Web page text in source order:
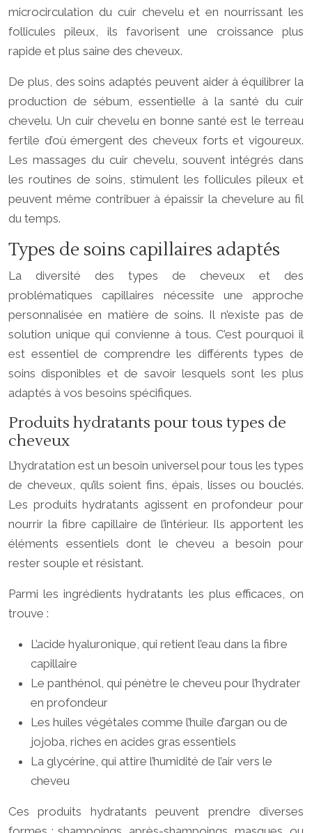
microcirculation du cuir chevelu et en nourrissant les
follicules pileux, ils favorisent une croissance plus
rapide et plus saine des cheveux.
De plus, des soins adaptés peuvent aider à équilibrer la
production de sébum, essentielle à la santé du cuir
chevelu. Un cuir chevelu en bonne santé est le terreau
fertile d’où émergent des cheveux forts et vigoureux.
Les massages du cuir chevelu, souvent intégrés dans
les routines de soins, stimulent les follicules pileux et
peuvent même contribuer à épaissir la chevelure au fil
du temps.
Types de soins capillaires adaptés
La diversité des types de cheveux et des
problématiques capillaires nécessite une approche
personnalisée en matière de soins. Il n’existe pas de
solution unique qui convienne à tous. C’est pourquoi il
est essentiel de comprendre les différents types de
soins disponibles et de savoir lesquels sont les plus
adaptés à vos besoins spécifiques.
Produits hydratants pour tous types de
cheveux
L’hydratation est un besoin universel pour tous les types
de cheveux, qu’ils soient fins, épais, lisses ou bouclés.
Les produits hydratants agissent en profondeur pour
nourrir la fibre capillaire de l’intérieur. Ils apportent les
éléments essentiels dont le cheveu a besoin pour
rester souple et résistant.
Parmi les ingrédients hydratants les plus efficaces, on
trouve :
L’acide hyaluronique, qui retient l’eau dans la fibre
capillaire
Le panthénol, qui pénètre le cheveu pour l’hydrater
en profondeur
Les huiles végétales comme l’huile d’argan ou de
jojoba, riches en acides gras essentiels
La glycérine, qui attire l’humidité de l’air vers le
cheveu
Ces produits hydratants peuvent prendre diverses